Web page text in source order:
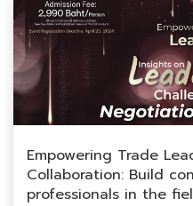
Empowering Trade
Collaboration: Build
professionals in the